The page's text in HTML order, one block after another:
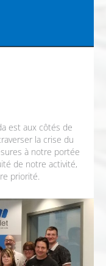
est aux côtés de
la crise du
à notre portée
de notre activité,
priorité.